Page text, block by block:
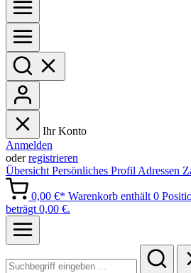
Ihr Konto
Anmelden
oderregistrieren
Übersicht Persönliches Profil Adressen
0,00 €* Warenkorb enthält 0
beträgt 0,00 €.